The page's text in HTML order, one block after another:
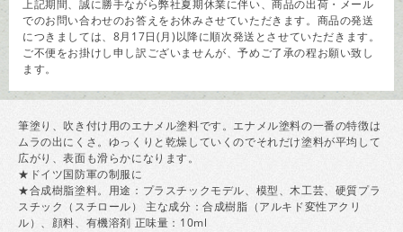
上記期間、誠に勝手ながら弊社夏期休業に伴い、商品の出荷・メール
でのお問い合わせのお答えをお休みさせていただきます。商品の発送
につきましては、8月17日(月)以降に順次発送とさせていただきます。
ご不便をお掛けし申し訳ございませんが、予めご了承の程お願い致し
ます。
筆塗り、吹き付け用のエナメル塗料です。エナメル塗料の一番の特徴は
ムラの出にくさ。ゆっくりと乾燥していくのでそれだけ塗料が平均して
広がり、表面も滑らかになります。
★ドイツ国防軍の制服に
★合成樹脂塗料。用途：プラスチックモデル、模型、木工芸、硬質プラ
スチック（スチロール） 主な成分：合成樹脂（アルキド変性アクリ
ル）、顔料、有機溶剤 正味量：10ml